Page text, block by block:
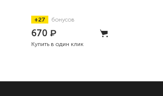
+27 бонусов
670₽
Купить в один клик